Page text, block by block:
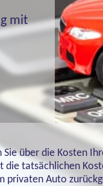
mit
Sie über die Kosten
die tatsächlichen
privaten Auto